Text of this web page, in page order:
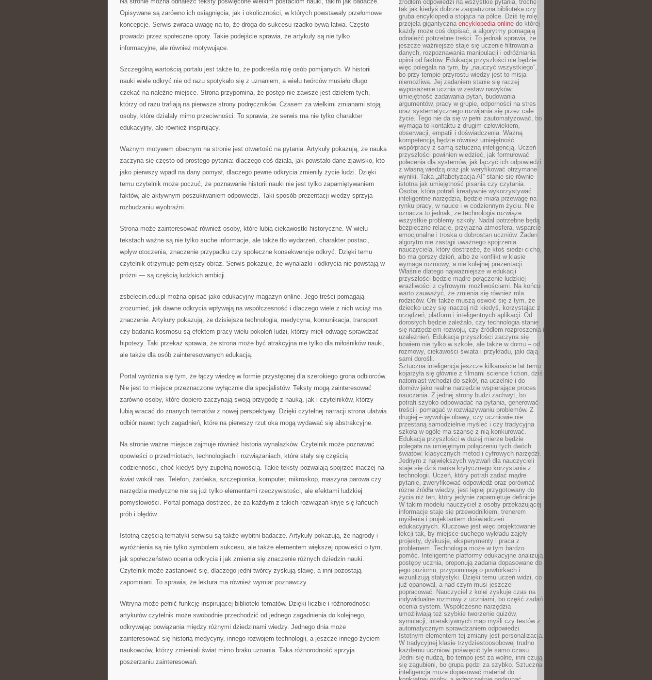
Opisywane są zarówno ich osiągnięcia, jak i okoliczności, w których powstawały przełomowe
koncepcje. Serwis zwraca uwagę na to, że droga do sukcesu rzadko bywa łatwa. Często
prowadzi przez społeczne opory. Takie podejście sprawia, że artykuły są nie tylko
informacyjne, ale również motywujące.
Szczególną wartością portalu jest także to, że podkreśla rolę osób pomijanych. W historii
nauki wiele odkryć nie od razu spotykało się z uznaniem, a wielu twórców musiało długo
czekać na należne miejsce. Strona przypomina, że postęp nie zawsze jest dziełem tych,
którzy od razu trafiają na pierwsze strony podręczników. Czasem za wielkimi zmianami stoją
osoby, które działały mimo przeciwności. To sprawia, że serwis ma nie tylko charakter
edukacyjny, ale również inspirujący.
Ważnym motywem obecnym na stronie jest otwartość na pytania. Artykuły pokazują, że nauka
zaczyna się często od prostego pytania: dlaczego coś działa, jak powstało dane zjawisko, kto
jako pierwszy wpadł na dany pomysł, dlaczego pewne odkrycia zmieniły życie ludzi. Dzięki
temu czytelnik może poczuć, że poznawanie historii nauki nie jest tylko zapamiętywaniem
faktów, ale aktywnym poszukiwaniem odpowiedzi. Taki sposób prezentacji wiedzy sprzyja
rozbudzaniu wyobraźni.
Strona może zainteresować również osoby, które lubią ciekawostki historyczne. W wielu
tekstach ważne są nie tylko suche informacje, ale także tło wydarzeń, charakter postaci,
wpływ otoczenia, znaczenie przypadku czy społeczne konsekwencje odkryć. Dzięki temu
czytelnik otrzymuje pełniejszy obraz. Serwis pokazuje, że wynalazki i odkrycia nie powstają w
próżni — są częścią ludzkich ambicji.
zsbelecin.edu.pl można opisać jako edukacyjny magazyn online. Jego treści pomagają
zrozumieć, jak dawne odkrycia wpływają na współczesność i dlaczego wiele z nich wciąż ma
znaczenie. Artykuły pokazują, że dzisiejsza technologia, medycyna, komunikacja, transport
czy badania kosmosu są efektem pracy wielu pokoleń ludzi, którzy mieli odwagę sprawdzać
hipotezy. Taki przekaz sprawia, że strona może być atrakcyjna nie tylko dla miłośników nauki,
ale także dla osób zainteresowanych edukacją.
Portal wyróżnia się tym, że łączy wiedzę w formie przystępnej dla szerokiego grona odbiorców.
Nie jest to miejsce przeznaczone wyłącznie dla specjalistów. Teksty mogą zainteresować
zarówno osoby, które dopiero zaczynają swoją przygodę z nauką, jak i czytelników, którzy
lubią wracać do znanych tematów z nowej perspektywy. Dzięki czytelnej narracji strona ułatwia
odbiór nawet tych zagadnień, które na pierwszy rzut oka mogą wydawać się abstrakcyjne.
Na stronie ważne miejsce zajmuje również historia wynalazków. Czytelnik może poznawać
opowieści o przedmiotach, technologiach i rozwiązaniach, które stały się częścią
codzienności, choć kiedyś były zupełną nowością. Takie teksty pozwalają spojrzeć inaczej na
świat wokół nas. Telefon, żarówka, szczepionka, komputer, mikroskop, maszyna parowa czy
narzędzia medyczne nie są już tylko elementami rzeczywistości, ale efektami ludzkiej
pomysłowości. Portal pomaga dostrzec, że za każdym z takich rozwiązań kryje się łańcuch
prób i błędów.
Istotną częścią tematyki serwisu są także wybitni badacze. Artykuły pokazują, że nagrody i
wyróżnienia są nie tylko symbolem sukcesu, ale także elementem większej opowieści o tym,
jak społeczeństwo ocenia odkrycia i jak zmienia się znaczenie różnych dziedzin nauki.
Czytelnik może zastanowić się, dlaczego jedni twórcy zyskują sławę, a inni pozostają
zapomniani. To sprawia, że lektura ma również wymiar poznawczy.
Witryna może pełnić funkcję inspirującej biblioteki tematów. Dzięki liczbie i różnorodności
artykułów czytelnik może swobodnie przechodzić od jednego zagadnienia do kolejnego,
odkrywając powiązania między różnymi dziedzinami wiedzy. Jednego dnia może
zainteresować się historią medycyny, innego rozwojem technologii, a jeszcze innego życiem
naukowców, którzy zmieniali świat mimo braku uznania. Taka różnorodność sprzyja
poszerzaniu zainteresowań.
źródłem odpowiedzi na wszystkie pytania, trochę
tak jak kiedyś dobrze zaopatrzona biblioteka czy
gruba encyklopedia stojąca na półce. Dziś tę rolę
przejęła gigantyczna encyklopedia online do której
każdy może coś dopisać, a algorytmy pomagają
odnaleźć potrzebne treści. To jednak sprawia, że
jeszcze ważniejsze staje się uczenie filtrowania
danych, rozpoznawania manipulacji i odróżniania
opinii od faktów. Edukacja przyszłości nie będzie
więc polegała na tym, by „nauczyć wszystkiego”,
bo przy tempie przyrostu wiedzy jest to misja
niemożliwa. Jej zadaniem stanie się raczej
wyposażenie ucznia w zestaw nawyków:
umiejętność zadawania pytań, budowania
argumentów, pracy w grupie, odporności na stres
oraz systematycznego rozwijania się przez całe
życie. Tego nie da się w pełni zautomatyzować, bo
wymaga to kontaktu z drugim człowiekiem,
obserwacji, empatii i doświadczenia. Ważną
kompetencją będzie również umiejętność
współpracy z samą sztuczną inteligencją. Uczeń
przyszłości powinien wiedzieć, jak formułować
polecenia dla systemów, jak łączyć ich odpowiedzi
z własną wiedzą oraz jak weryfikować otrzymane
wyniki. Taka „alfabetyzacja AI” stanie się równie
istotna jak umiejętność pisania czy czytania.
Osoba, która potrafi kreatywnie wykorzystywać
inteligentne narzędzia, będzie miała przewagę na
rynku pracy, w nauce i w codziennym życiu. Nie
oznacza to jednak, że technologia rozwiąże
wszystkie problemy szkoły. Nadal potrzebne będą
bezpieczne relacje, przyjazna atmosfera, wsparcie
emocjonalne i troska o dobrostan uczniów. Żaden
algorytm nie zastąpi uważnego spojrzenia
nauczyciela, który dostrzeże, że ktoś siedzi cicho,
bo ma gorszy dzień, albo że konflikt w klasie
wymaga rozmowy, a nie kolejnej prezentacji.
Właśnie dlatego najważniejsze w edukacji
przyszłości będzie mądre połączenie ludzkiej
wrażliwości z cyfrowymi możliwościami. Na końcu
warto zauważyć, że zmienia się również rola
rodziców. Oni także muszą oswoić się z tym, że
dziecko uczy się inaczej niż kiedyś, korzystając z
urządzeń, platform i inteligentnych aplikacji. Od
dorosłych będzie zależało, czy technologia stanie
się narzędziem rozwoju, czy źródłem rozproszenia i
uzależnień. Edukacja przyszłości zaczyna się
bowiem nie tylko w szkole, ale także w domu – od
rozmowy, ciekawości świata i przykładu, jaki dają
sami dorośli.
Sztuczna inteligencja jeszcze kilkanaście lat temu
kojarzyła się głównie z filmami science fiction, dziś
natomiast wchodzi do szkół, na uczelnie i do
domów jako realne narzędzie wspierające proces
nauczania. Z jednej strony budzi zachwyt, bo
potrafi szybko odpowiadać na pytania, generować
treści i pomagać w rozwiązywaniu problemów. Z
drugiej – wywołuje obawy, czy uczniowie nie
przestaną samodzielnie myśleć i czy tradycyjna
szkoła w ogóle ma szansę z nią konkurować.
Edukacja przyszłości w dużej mierze będzie
polegała na umiejętnym połączeniu tych dwóch
światów: klasycznych metod i cyfrowych narzędzi.
Jednym z największych wyzwań dla nauczycieli
staje się dziś nauka krytycznego korzystania z
technologii. Uczeń, który potrafi zadać mądre
pytanie, zweryfikować odpowiedź oraz porównać
różne źródła wiedzy, jest lepiej przygotowany do
życia niż ten, który jedynie zapamiętuje definicje.
W takim modelu nauczyciel z osoby przekazującej
informacje staje się przewodnikiem, trenerem
myślenia i projektantem doświadczeń
edukacyjnych. Kluczowe jest więc projektowanie
lekcji tak, by miejsce suchego wykładu zajęły
projekty, dyskusje, eksperymenty i praca z
problemem. Technologia może w tym bardzo
pomóc. Inteligentne platformy edukacyjne analizują
postępy ucznia, proponują zadania dopasowane do
jego poziomu, przypominają o powtórkach i
wizualizują statystyki. Dzięki temu uczeń widzi, co
już opanował, a nad czym musi jeszcze
popracować. Nauczyciel z kolei zyskuje czas na
indywidualne rozmowy z uczniami, bo część zadań
ocenia system. Współczesne narzędzia
umożliwiają też szybkie tworzenie quizów,
symulacji, interaktywnych map myśli czy testów z
automatycznym sprawdzaniem odpowiedzi.
Istotnym elementem tej zmiany jest personalizacja.
W tradycyjnej klasie trzydziestoosobowej trudno
każdemu uczniowi poświęcić tyle samo czasu.
Jedni się nudzą, bo tempo jest za wolne, inni czują
się zagubieni, bo grupa pędzi za szybko. Sztuczna
inteligencja może dopasować materiał do